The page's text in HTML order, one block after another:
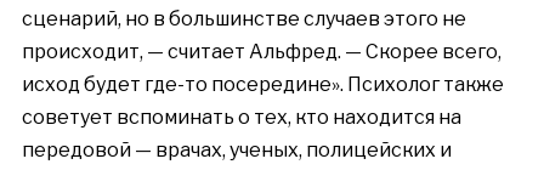
сценарий, но в большинстве случаев этого не
происходит, — считает Альфред. — Скорее всего,
исход будет где-то посередине». Психолог также
советует вспоминать о тех, кто находится на
передовой — врачах, ученых, полицейских и